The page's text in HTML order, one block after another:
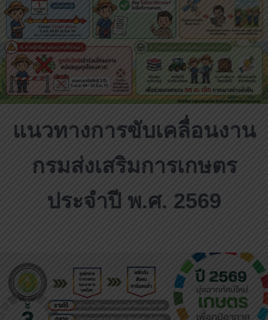
แนวทางการขับเคลื่อนงาน
กรมส่งเสริมการเกษตร
ประจำปี พ.ศ. 2569